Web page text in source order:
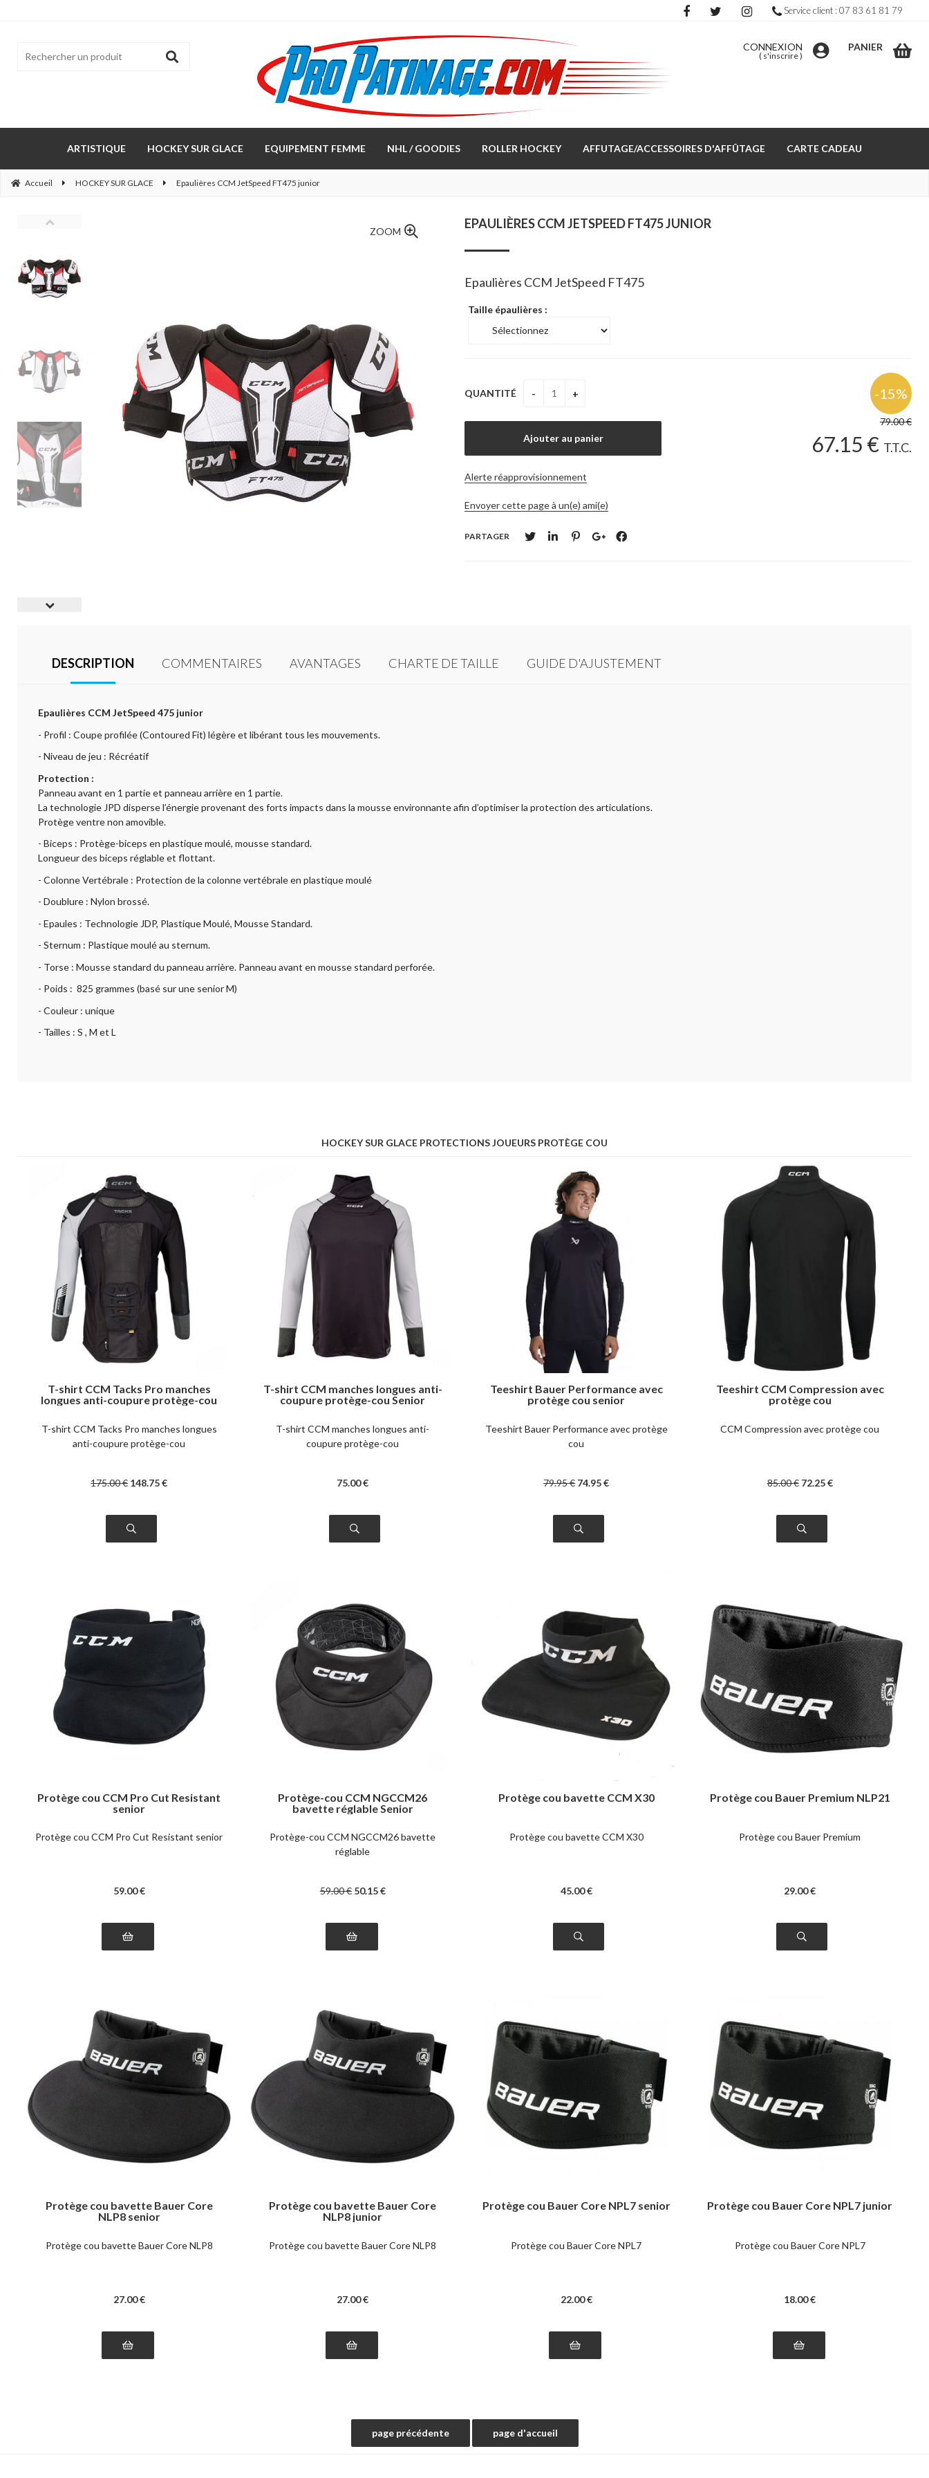
CONNEXION
( s'inscrire)
PANIER
ARTISTIQUE HOCKEY SUR GLACE EQUIPEMENT FEMME NHL / GOODIES ROLLER HOCKEY AFFUTAGE/ACCESSOIRES D'AFFÛTAGE CARTE CADEAU
Accueil HOCKEY SUR GLACE Epaulières CCM JetSpeed FT475 junior
ZOOM
EPAULIÈRES CCM JETSPEED FT475 JUNIOR
Epaulières CCM JetSpeed FT475
Taille épaulières :
79.00€
67.15 € T.T.C.
QUANTITÉ
Alerte réapprovisionnement
Envoyer cette page à un(e) ami(e)
PARTAGER
DESCRIPTION COMMENTAIRES AVANTAGES CHARTE DE TAILLE GUIDE D'AJUSTEMENT
Epaulières CCM JetSpeed 475 junior
- Profil : Coupe profilée (Contoured Fit) légère et libérant tous les mouvements.
- Niveau de jeu : Récréatif
Protection :
Panneau avant en 1 partie et panneau arrière en 1 partie.
La technologie JPD disperse l’énergie provenant des forts impacts dans la mousse environnante afin d’optimiser la protection des articulations.
Protège ventre non amovible.
- Biceps : Protège-biceps en plastique moulé, mousse standard.
Longueur des biceps réglable et flottant.
- Colonne Vertébrale : Protection de la colonne vertébrale en plastique moulé
- Doublure : Nylon brossé.
- Epaules : Technologie JDP, Plastique Moulé, Mousse Standard.
- Sternum : Plastique moulé au sternum.
- Torse : Mousse standard du panneau arrière. Panneau avant en mousse standard perforée.
- Poids : 825 grammes (basé sur une senior M)
- Couleur : unique
- Tailles : S , M et L
HOCKEY SUR GLACE PROTECTIONS JOUEURS PROTÈGE COU
T-shirt CCM Tacks Pro manches
longues anti-coupure protège-cou
T-shirt CCM Tacks Pro manches longues
anti-coupure protège-cou
175.00€ 148.75€
T-shirt CCM manches longues anti-
coupure protège-cou Senior
T-shirt CCM manches longues anti-
coupure protège-cou
75.00€
Teeshirt Bauer Performance avec
protège cou senior
Teeshirt Bauer Performance avec protège
cou
79.95€ 74.95€
Teeshirt CCM Compression avec
protège cou
CCM Compression avec protège cou
85.00€ 72.25€
Protège cou CCM Pro Cut Resistant
senior
Protège cou CCM Pro Cut Resistant senior
59.00€
Protège-cou CCM NGCCM26
bavette réglable Senior
Protège-cou CCM NGCCM26 bavette
réglable
59.00€ 50.15€
Protège cou bavette CCM X30
Protège cou bavette CCM X30
45.00€
Protège cou Bauer Premium NLP21
Protège cou Bauer Premium
29.00€
Protège cou bavette Bauer Core
NLP8 senior
Protège cou bavette Bauer Core NLP8
27.00€
Protège cou bavette Bauer Core
NLP8 junior
Protège cou bavette Bauer Core NLP8
27.00€
Protège cou Bauer Core NPL7 senior
Protège cou Bauer Core NPL7
22.00€
Protège cou Bauer Core NPL7 junior
Protège cou Bauer Core NPL7
18.00€
Service client : 07 83 61 81 79